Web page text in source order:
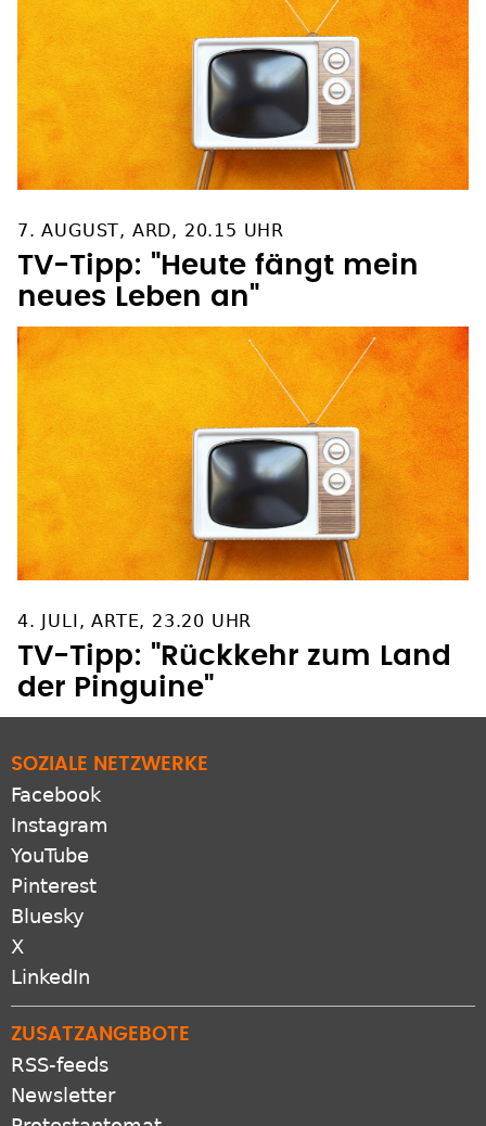
7. AUGUST, ARD, 20.15 UHR
TV-Tipp: "Heute fängt mein
neues Leben an"
4. JULI, ARTE, 23.20 UHR
TV-Tipp: "Rückkehr zum Land
der Pinguine"
SOZIALE NETZWERKE
Facebook
Instagram
YouTube
Pinterest
Bluesky
X
LinkedIn
ZUSATZANGEBOTE
RSS-feeds
Newsletter